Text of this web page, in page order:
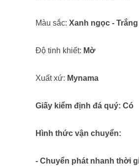
Màu sắc: Xanh ngọc -
Độ tinh khiết: Mờ
Xuất xứ: Mynama
Giấy kiểm định đá quý: Có
Hình thức vận chuyển:
- Chuyển phát nhanh thời